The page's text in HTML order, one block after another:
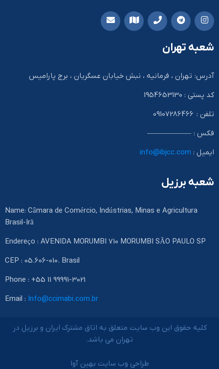
شعبه تهران
آدرس: تهران ، فرمانیه ، نبش خیابان عسگریان ، برج پارامیس
کد پستی : 1954653130
تلفن : 09107286466
فکس : ——————
ایمیل : info@ibjcc.com
شعبه برزیل
Name: Câmara de Comércio, Indústrias, Minas e Agricultura
Brasil-Irã
Endereço : AVENIDA MORUMBI 710 MORUMBI SÃO PAULO SP
CEP : 05.606-010. Brasil
Phone : +55 11 99991-3021
Email : Info@ccimabi.com.br
کلیه حقوق این وب سایت متعلق به اتاق مشترک ایران و برزیل در
تهران می باشد.
طراحی وب سایت بهین آوا